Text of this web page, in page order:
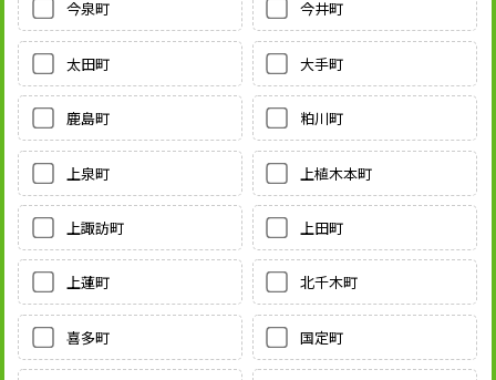
今泉町 今井町
太田町 大手町
鹿島町 粕川町
上泉町 上植木本町
上諏訪町 上田町
上蓮町 北千木町
喜多町 国定町